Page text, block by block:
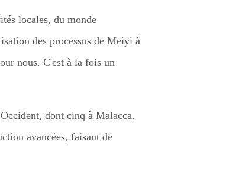
locales, du monde
des processus de Meiyi à
nous. C'est à la fois un
dont cinq à Malacca.
avancées, faisant de